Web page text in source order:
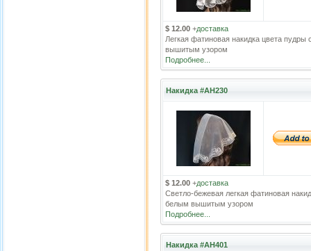
$ 12.00 +доставка
Легкая фатиновая накидка цвета пудры
вышитым узором
Подробнее...
Накидка #АН230
$ 12.00 +доставка
Светло-бежевая легкая фатиновая
белым вышитым узором
Подробнее...
Накидка #АН401